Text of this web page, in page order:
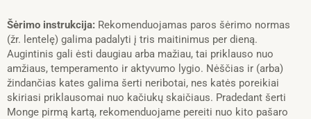
Šėrimo instrukcija: Rekomenduojamas paros šėrimo normas
(žr. lentelę) galima padalyti į tris maitinimus per dieną.
Augintinis gali ėsti daugiau arba mažiau, tai priklauso nuo
amžiaus, temperamento ir aktyvumo lygio. Nėščias ir (arba)
žindančias kates galima šerti neribotai, nes katės poreikiai
skiriasi priklausomai nuo kačiukų skaičiaus. Pradedant šerti
Monge pirmą kartą, rekomenduojame pereiti nuo kito pašaro